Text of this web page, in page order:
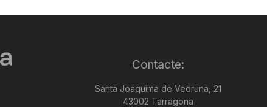
Contacte:
Santa Joaquima de Vedruna, 21
43002 Tarragona